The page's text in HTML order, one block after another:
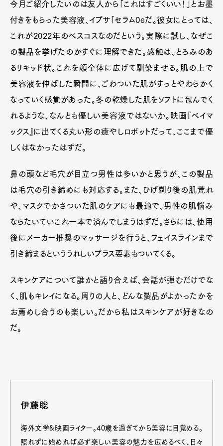
今月ご紹介したいのは友人から「これはすごくいい！」とお墨
付きをもらった美容液、イプサ「セラム0eだ。彼女にとっては、
これが2022年のベスコスなのだという。実際に試し、なぜこ
の製品を挙げたのかすぐに理解できた。感触は、とろみのあ
るリキッド状。これを顔全体に広げて馴染ませる。肌の上で
美容液を伸ばした瞬間に、ごわついた肌がすっとやわらかく
なっていく感覚があった。冬の乾燥した肌をソフトに包んでく
れるような、なんとも優しい美容液ではないか。映画『ベイマ
ックス』に出てくる丸い形の癒やしロボットだって、ここまで優
しくはなかったはずだ。
鼻の頭など毛穴が目立つ男性は多いかと思うが、この製品
は毛穴の引き締めにも対応する。また、ひげ剃り後の肌荒れ
や、マスクでかさついた肌のケアにも最適で、男性の肌悩み
ならたいていこれ一本で済んでしまうはずだ。さらには、使用
後にメーカー推奨のマッサージを行うと、フェイスラインまで
引き締まるといううれしいプラス要素もついてくる。
スキンケアについて誰かと語り合えば、会話が弾むだけでな
く、肌もキレイになる。周りの人と、どんな製品がよかったかを
お薦めし合うのも楽しい。だから私はスキンケアが好きなの
だ。
伊藤聡
海外文学&映画ライター。40歳を過ぎてから美容に目覚める。
照れずに始めれば必ず楽しい美容の魅力を広めるべく、日々